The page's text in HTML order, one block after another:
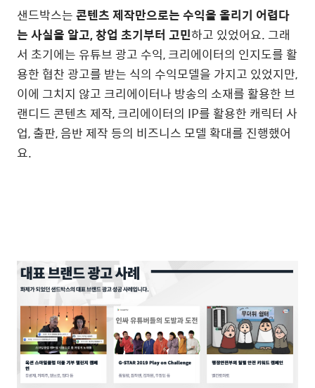
샌드박스는콘텐츠 제작만으로는 수익을 올리기 어렵다
는 사실을 알고, 창업 초기부터 고민하고 있었어요. 그래
서 초기에는 유튜브 광고 수익, 크리에이터의 인지도를 활
용한 협찬 광고를 받는 식의 수익모델을 가지고 있었지만,
이에 그치지 않고 크리에이터나 방송의 소재를 활용한 브
랜디드 콘텐츠 제작, 크리에이터의 IP를 활용한 캐릭터 사
업, 출판, 음반 제작 등의 비즈니스 모델 확대를 진행했어
요.